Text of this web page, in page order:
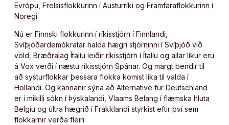
Evrópu, Frelsisflokkurinn í Austurríki og Framfaraflokkurinn í
Noregi.
Nú er Finnski flokkurinn í ríkisstjórn í Finnlandi,
Svíþjóðardemókratar halda hægri stjórninni í Svíþjóð við
völd, Bræðralag Ítalíu leiðir ríkisstjórn í Ítalíu og allar líkur eru
á Vox verði í næstu ríkisstjórn Spánar. Og margt bendir til
að systurflokkar þessara flokka komist líka til valda í
Hollandi. Og kannanir sýna að Alternative für Deutschland
er í mikilli sókn í Þýskalandi, Vlaams Belang í flæmska hluta
Belgíu og últra hægrið í Frakklandi styrkist eftir því sem
flokkarnir verða fleiri.